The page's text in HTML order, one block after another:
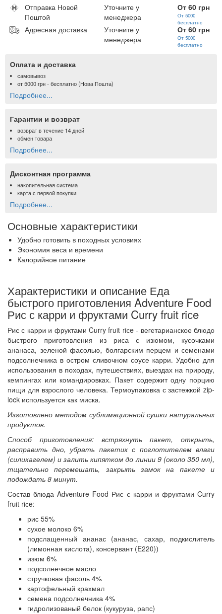
Отправка Новой
Поштой
Уточните у
менеджера
От 60 грн
От 5000
бесплатно
Адресная доставка
Уточните у
менеджера
От 60 грн
От 5000
бесплатно
Оплата и доставка
самовывоз
от5000 грн- бесплатно (Нова Пошта)
Подробнее...
Гарантии и возврат
возврат в течение 14 дней
обмен товара
Подробнее...
Дисконтная программа
накопительная система
карта с первой покупки
Подробнее...
Основные характеристики
Удобно готовить в походных условиях
Экономия веса и времени
Калорийное питание
Характеристики и описание Еда
быстрого приготовления Adventure Food
Рис с карри и фруктами Curry fruit riсe
Рис с карри и фруктами Curry fruit riсe - вегетарианское блюдо
быстрого приготовления из риса с изюмом, кусочками
ананаса, зеленой фасолью, болгарским перцем и семенами
подсолнечника в остром сливочном соусе карри. Удобно для
использования в походах, путешествиях, выездах на природу,
кемпингах или командировках. Пакет содержит одну порцию
пищи для взрослого человека. Термоупаковка с застежкой zip-
lock используется как миска.
Изготовлено методом сублимационной сушки натуральных
продуктов.
Способ приготовления: встряхнуть пакет, открыть,
расправить дно, убрать пакетик с поглотителем влаги
(силикагелем) и залить кипятком до линии 9 (около 350 мл),
тщательно перемешать, закрыть замок на пакете и
подождать 8 минут.
Состав блюда Adventure Food Рис с карри и фруктами Curry
fruit riсe:
рис 55%
сухое молоко 6%
подслащенный ананас (ананас, сахар, подкислитель
(лимонная кислота), консервант (E220))
изюм 6%
подсолнечное масло
стручковая фасоль 4%
картофельный крахмал
семена подсолнечника 4%
гидролизованый белок (кукуруза, рапс)